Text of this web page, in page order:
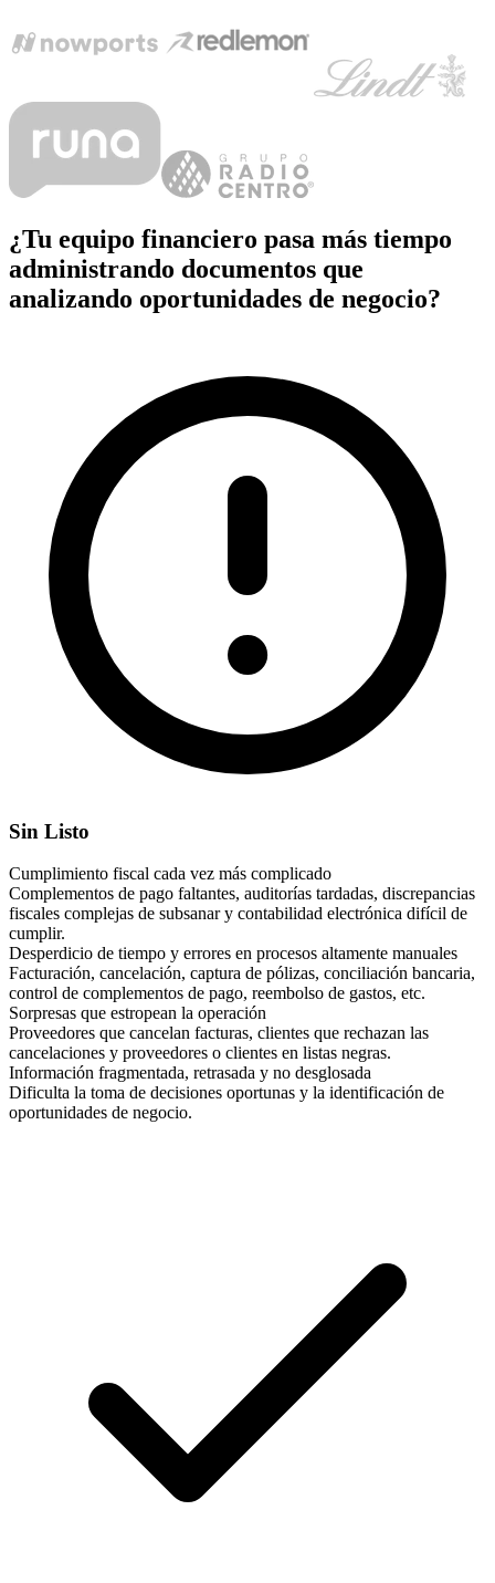
¿Tu equipo financiero pasa más tiempo
administrando documentos que
analizando oportunidades de negocio?
Sin Listo
Cumplimiento fiscal cada vez más complicado
Complementos de pago faltantes, auditorías tardadas, discrepancias
fiscales complejas de subsanar y contabilidad electrónica difícil de
cumplir.
Desperdicio de tiempo y errores en procesos altamente manuales
Facturación, cancelación, captura de pólizas, conciliación bancaria,
control de complementos de pago, reembolso de gastos, etc.
Sorpresas que estropean la operación
Proveedores que cancelan facturas, clientes que rechazan las
cancelaciones y proveedores o clientes en listas negras.
Información fragmentada, retrasada y no desglosada
Dificulta la toma de decisiones oportunas y la identificación de
oportunidades de negocio.